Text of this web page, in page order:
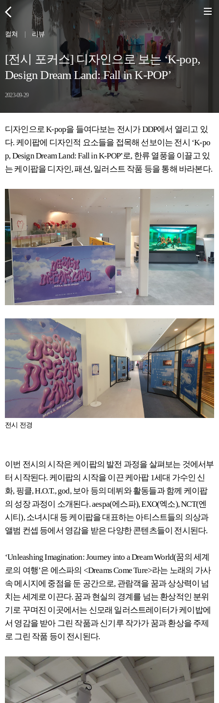
컬쳐 리뷰
[전시 포커스] 디자인으로 보는 ‘K-pop,
Design Dream Land: Fall in K-POP’
2023-09-29
디자인으로 K-pop을 들여다보는 전시가 DDP에서 열리고 있
다. 케이팝에 디자인적 요소들을 접목해 선보이는 전시 ‘K-po
p, Design Dream Land: Fall in K-POP’로, 한류 열풍을 이끌고 있
는 케이팝을 디자인, 패션, 일러스트 작품 등을 통해 바라본다.
전시 전경
이번 전시의 시작은 케이팝의 발전 과정을 살펴보는 것에서부
터 시작된다. 케이팝의 시작을 이끈 케아팝 1세대 가수인 신
화, 핑클, H.O.T., god, 보아 등의 데뷔와 활동들과 함께 케이팝
의 성장 과정이 소개된다. aespa(에스파), EXO(엑소), NCT(엔
시티), 소녀시대 등 케이팝을 대표하는 아티스트들의 의상과
앨범 컨셉 등에서 영감을 받은 다양한 콘텐츠들이 전시된다.
‘Unleashing Imagination: Journey into a Dream World(꿈의 세계
로의 여행’은 에스파의 <Dreams Come Ture>라는 노래의 가사
속 메시지에 중점을 둔 공간으로, 관람객을 꿈과 상상력이 넘
치는 세계로 이끈다. 꿈과 현실의 경계를 넘는 환상적인 분위
기로 꾸며진 이곳에서는 신모래 일러스트레이터가 케이밥에
서 영감을 받아 그린 작품과 신기루 작가가 꿈과 환상을 주제
로 그린 작품 등이 전시된다.